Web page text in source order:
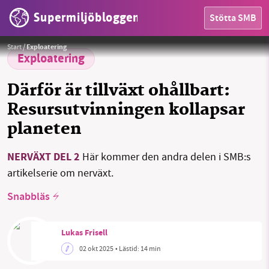
Supermiljöbloggen Stötta SMB
HEM
OMRÅDEN
Facebook
Start/Exploatering
Exploatering
Därför är tillväxt ohållbart:
Resursutvinningen kollapsar
planeten
NERVÄXT DEL 2 Här kommer den andra delen i SMB:s
artikelserie om nerväxt.
Snabbläs
Lukas Frisell
02 okt 2025• Lästid: 14 min
Foto: Joshua Earle (Unsplash)